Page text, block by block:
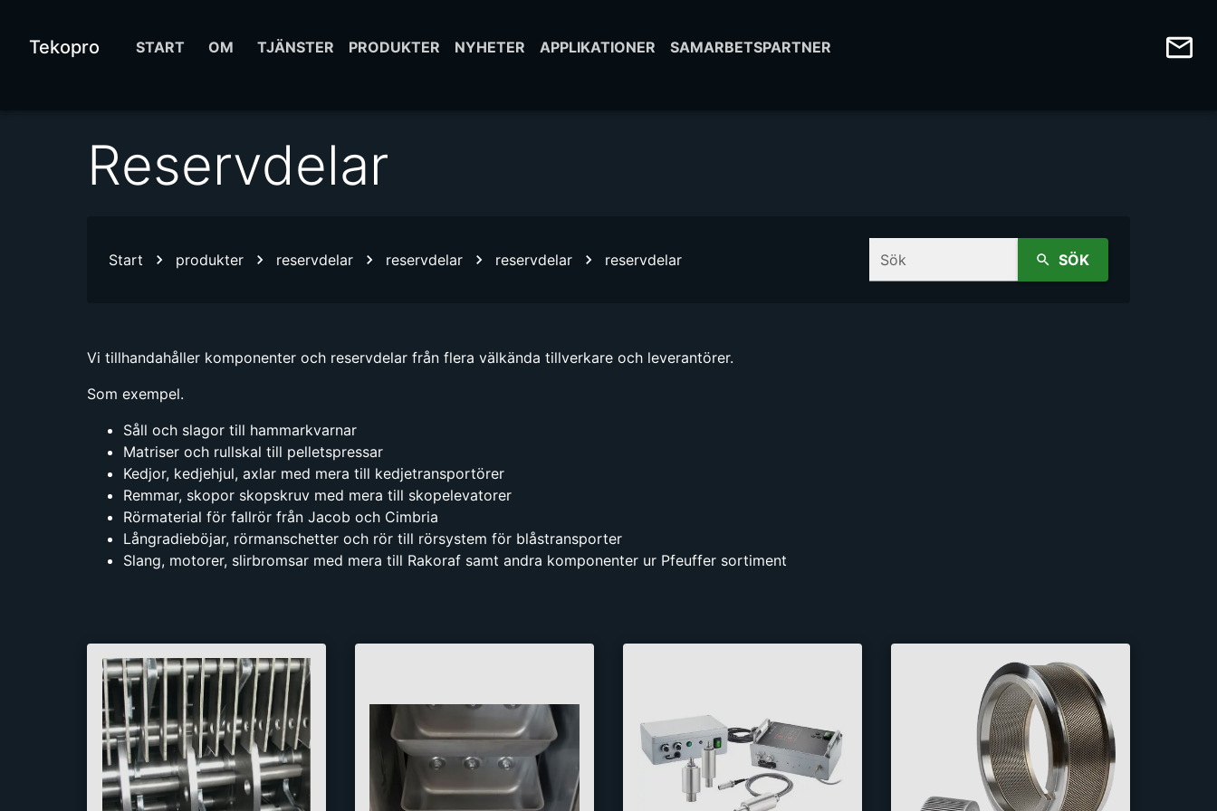
Tekopro START OM TJÄNSTER PRODUKTER NYHETER APPLIKATIONER SAMARBETSPARTNER
Reservdelar
Start produkter reservdelar reservdelar reservdelar reservdelar Sök SÖK
Vi tillhandahåller komponenter och reservdelar från flera välkända tillverkare och leverantörer.
Som exempel.
Såll och slagor till hammarkvarnar
Matriser och rullskal till pelletspressar
Kedjor, kedjehjul, axlar med mera till kedjetransportörer
Remmar, skopor skopskruv med mera till skopelevatorer
Rörmaterial för fallrör från Jacob och Cimbria
Långradieböjar, rörmanschetter och rör till rörsystem för blåstransporter
Slang, motorer, slirbromsar med mera till Rakoraf samt andra komponenter ur Pfeuffer sortiment